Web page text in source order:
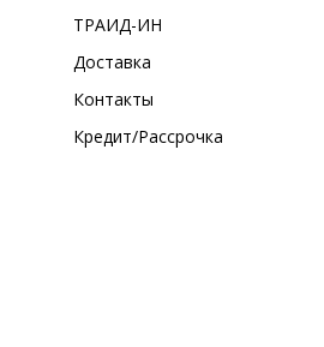
ТРАИД-ИН
Доставка
Контакты
Кредит/Рассрочка